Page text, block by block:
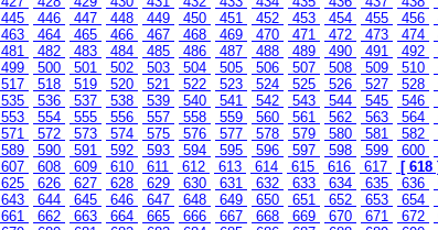
445 446 447 448 449 450 451 452 453 454 455 456
463 464 465 466 467 468 469 470 471 472 473 474
481 482 483 484 485 486 487 488 489 490 491 492
499 500 501 502 503 504 505 506 507 508 509 510
517 518 519 520 521 522 523 524 525 526 527 528
535 536 537 538 539 540 541 542 543 544 545 546
553 554 555 556 557 558 559 560 561 562 563 564
571 572 573 574 575 576 577 578 579 580 581 582
589 590 591 592 593 594 595 596 597 598 599 600
607 608 609 610 611 612 613 614 615 616 617 [ 618 ]
625 626 627 628 629 630 631 632 633 634 635 636
643 644 645 646 647 648 649 650 651 652 653 654
661 662 663 664 665 666 667 668 669 670 671 672